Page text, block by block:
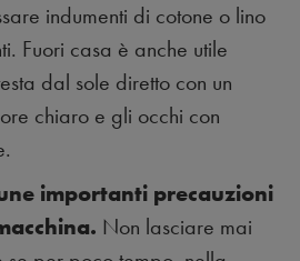
indumenti di cotone o lino
Fuori casa è anche utile
dal sole diretto con un
chiaro e gli occhi con
importanti precauzioni
Non lasciare mai